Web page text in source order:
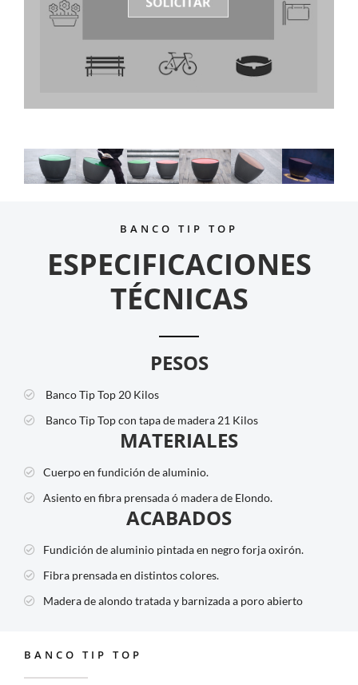
BANCO TIP TOP
ESPECIFICACIONES
TÉCNICAS
PESOS
Banco Tip Top 20 Kilos
Banco Tip Top con tapa de madera 21 Kilos
MATERIALES
Cuerpo en fundición de aluminio.
Asiento en fibra prensada ó madera de Elondo.
ACABADOS
Fundición de aluminio pintada en negro forja oxirón.
Fibra prensada en distintos colores.
Madera de alondo tratada y barnizada a poro abierto
BANCO TIP TOP